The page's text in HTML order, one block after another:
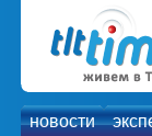
новости